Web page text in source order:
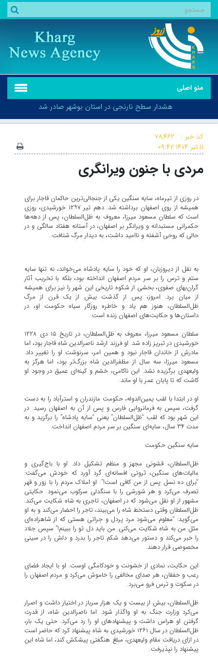
منو اصلی
هشدار سطح نارنجی در استان بوشهر صادر شد
هشدار سطح نارنجی در استان بوشهر صادر شد
کد خبر :
۷۸,۴۶۲
۱۱ تیر ۱۴۰۴
۰۹:۴۲
مردی با جنون ویرانگری
در روزی از تیرماه، سایه سنگین یکی از جنجالی‌ترین حاکمان قاجار برای
همیشه از روی اصفهان برداشته شد. دهم تیر ۱۲۹۷ خورشیدی، روزی
است که سلطان مسعود میرزا، معروف به ظل‌السلطان، پس از دهه‌ها
حکمرانی مستبدانه و ویرانگر بر اصفهان، در آستانه هفتاد سالگی و در
حالی که روحی آشفته و ناامید داشت، به دیدار مرگ شتافت.
به نقل از دیروزبان، او که خود را سایه پادشاه می‌خواند، نه تنها سایه
ستم و ترس را بر سر مردم اصفهان انداخته بود، بلکه با تخریب آثار
گران‌بهای صفوی، بخشی از شکوه تاریخی این شهر را نیز برای همیشه
از میان برد. امروز، پس از گذشت بیش از یک قرن از مرگ
ظل‌السلطان، هنوز هم یاد و خاطره روزگار سیاه حکومت او، در
داستان‌ها و حکایت‌های اصفهان زنده است.
سلطان مسعود میرزا، معروف به ظل‌السلطان، در تاریخ ۱۵ دی ۱۲۲۸
خورشیدی در تبریز زاده شد. او فرزند ارشد ناصرالدین شاه قاجار بود، اما
مادرش از خاندان قاجار نبود و همین امر، سرنوشت او را تغییر داد.
مسعود میرزا، سه سال از مظفرالدین شاه بزرگ‌تر بود، اما هرگز به
ولیعهدی برگزیده نشد. این ناکامی، خشم و کینه‌ای عمیق در وجود او
کاشت که تا پایان عمر با او ماند.
او در ابتدا با لقب یمین‌الدوله، حکومت مازندران و استرآباد را به دست
گرفت، سپس به فرمانروایی فارس و پس از آن به اصفهان رسید. در
این شهر بود که لقب “ظل‌السلطان” یعنی “سایه پادشاه” را برگزید و به
مدت ۳۴ سال، سایه‌ای سنگین بر سر مردم اصفهان انداخت.
سایه سنگین حکومت
ظل‌السلطان، قشونی مجهز و منظم تشکیل داد. او با باج‌گیری و
مالیات‌های سنگین، ثروتی افسانه‌ای گرد آورد که خودش می‌گفت:
“برای ده نسل پس از من کافی است!”. او املاک مردم را با زور و قهر
تصرف می‌کرد و هر شورشی را با سنگدلی سرکوب می‌نمود. حکایتی
مشهور از او نقل می‌شود که در اصفهان، تاجری به شاه شکایت می‌کند.
ظل‌السلطان وقتی دستخط شاه را می‌بیند، تاجر را احضار می‌کند و به او
می‌گوید: “معلوم می‌شود مرد پردل و جراتی هستی که از شاهزاده‌ای
مثل من به شاه شکایت می‌کنی. من باید دل تو را ببینم!” سپس جلاد
را خبر می‌کند و دستور می‌دهد شکم تاجر را بدرد و دلش را در سینی
مخصوصی قرار دهند.
این حکایت، نمادی از خشونت و خودکامگی اوست. او با ایجاد فضای
رعب و خفقان، هر صدای مخالفی را خاموش می‌کرد و مردم اصفهان را
در سکوت و ترس فرو می‌برد.
ظل‌السلطان، بیش از بیست و یک هزار سرباز در اختیار داشت و اصرار
می‌کرد وزارت جنگ به او واگذار شود. اما ناصرالدین شاه، از قدرت
گرفتن او هراس داشت و پیشنهادهای او را رد می‌کرد. حتی یک بار،
ظل‌السلطان در سال ۱۲۶۱ خورشیدی به شاه پیشنهاد کرد که حاضر است
در ازای دریافت مقام ولیعهدی، مبلغ هنگفتی پیشکش کند، اما شاه این
پیشنهاد را نپذیرفت.